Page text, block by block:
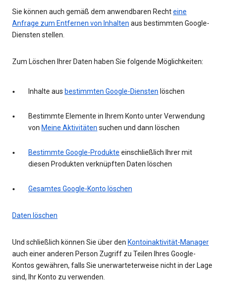
Sie können auch gemäß dem anwendbaren Rechteine
Anfrage zum Entfernen von Inhalten aus bestimmten Google-
Diensten stellen.
Zum Löschen Ihrer Daten haben Sie folgende Möglichkeiten:
Inhalte aus bestimmten Google-Diensten löschen
Bestimmte Elemente in Ihrem Konto unter Verwendung
von Meine Aktivitäten suchen und dann löschen
Bestimmte Google-Produkte einschließlich Ihrer mit
diesen Produkten verknüpften Daten löschen
Gesamtes Google-Konto löschen
Daten löschen
Und schließlich können Sie über den Kontoinaktivität-Manager
auch einer anderen Person Zugriff zu Teilen Ihres Google-
Kontos gewähren, falls Sie unerwarteterweise nicht in der Lage
sind, Ihr Konto zu verwenden.